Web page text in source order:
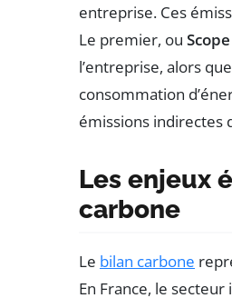
entreprise. Ces
Le premier, ou Scope
l’entreprise, alors
consommation
émissions indirectes
Les enjeux
carbone
Le bilan carbone
En France, le